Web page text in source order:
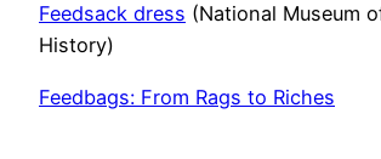
Feedsack dress (National Museum
History)
Feedbags: From Rags to Riches